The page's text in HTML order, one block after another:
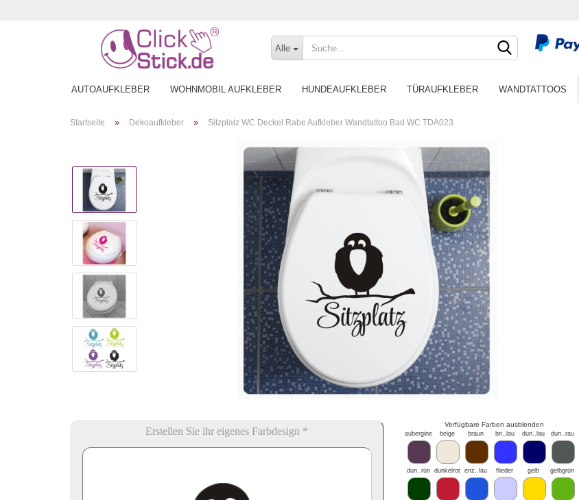
Alle
AUTOAUFKLEBER WOHNMOBIL AUFKLEBER HUNDEAUFKLEBER TÜRAUFKLEBER WANDTATTOOS
Startseite » Dekoaufkleber » Sitzplatz WC Deckel Rabe Aufkleber Wandtattoo Bad WC TDA023
Erstellen Sie ihr eigenes Farbdesign *
Verfügbare Farben ausblenden
aubergine beige braun bri..lau dun..lau dun..rau
dun..rün dunkelrot enz..lau flieder gelb gelbgrün